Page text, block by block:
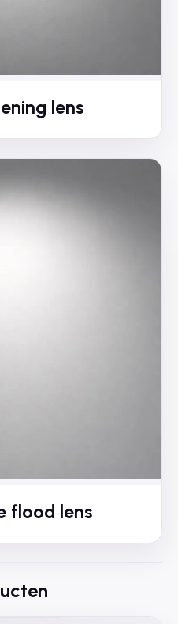
lens
flood lens